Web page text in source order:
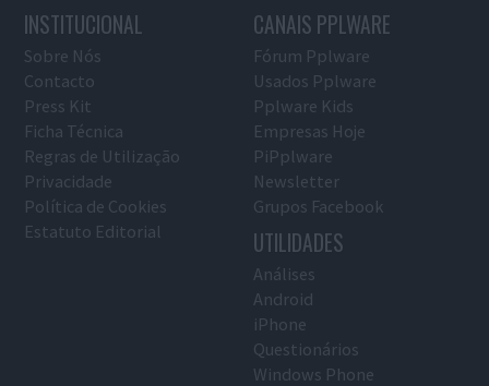
INSTITUCIONAL
Sobre Nós
Contacto
Press Kit
Ficha Técnica
Regras de Utilização
Privacidade
Política de Cookies
Estatuto Editorial
CANAIS PPLWARE
Fórum Pplware
Usados Pplware
Pplware Kids
Empresas Hoje
PiPplware
Newsletter
Grupos Facebook
UTILIDADES
Análises
Android
iPhone
Questionários
Windows Phone